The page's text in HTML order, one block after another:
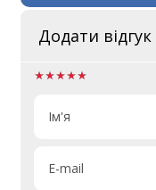
Додати відгук
Ім'я
E-mail